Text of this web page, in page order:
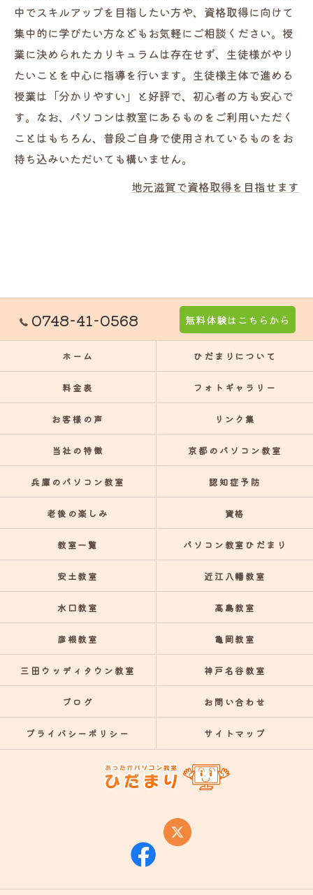
中でスキルアップを目指したい方や、資格取得に向けて
集中的に学びたい方などもお気軽にご相談ください。授
業に決められたカリキュラムは存在せず、生徒様がやり
たいことを中心に指導を行います。生徒様主体で進める
授業は「分かりやすい」と好評で、初心者の方も安心で
す。なお、パソコンは教室にあるものをご利用いただく
ことはもちろん、普段ご自身で使用されているものをお
持ち込みいただいても構いません。
地元滋賀で資格取得を目指せます
0748-41-0568 無料体験はこちらから
ホーム ひだまりについて
料金表 フォトギャラリー
お客様の声 リンク集
当社の特徴 京都のパソコン教室
兵庫のパソコン教室 認知症予防
老後の楽しみ 資格
教室一覧 パソコン教室ひだまり
安土教室 近江八幡教室
水口教室 高島教室
彦根教室 亀岡教室
三田ウッディタウン教室 神戸名谷教室
ブログ お問い合わせ
プライバシーポリシー サイトマップ